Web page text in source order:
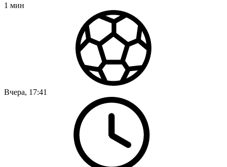
1 мин
Вчера, 17:41